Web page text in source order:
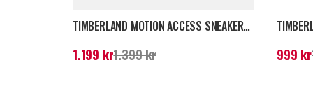
TIMBERLAND MOTION ACCESS SNEAKERS - MÖRKGRÅ
Nuvarande pris:1.199 kr
1.199 kr1.399 kr 999 kr